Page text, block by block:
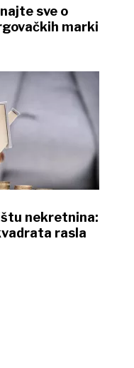
sve o
marki
nekretnina:
rasla